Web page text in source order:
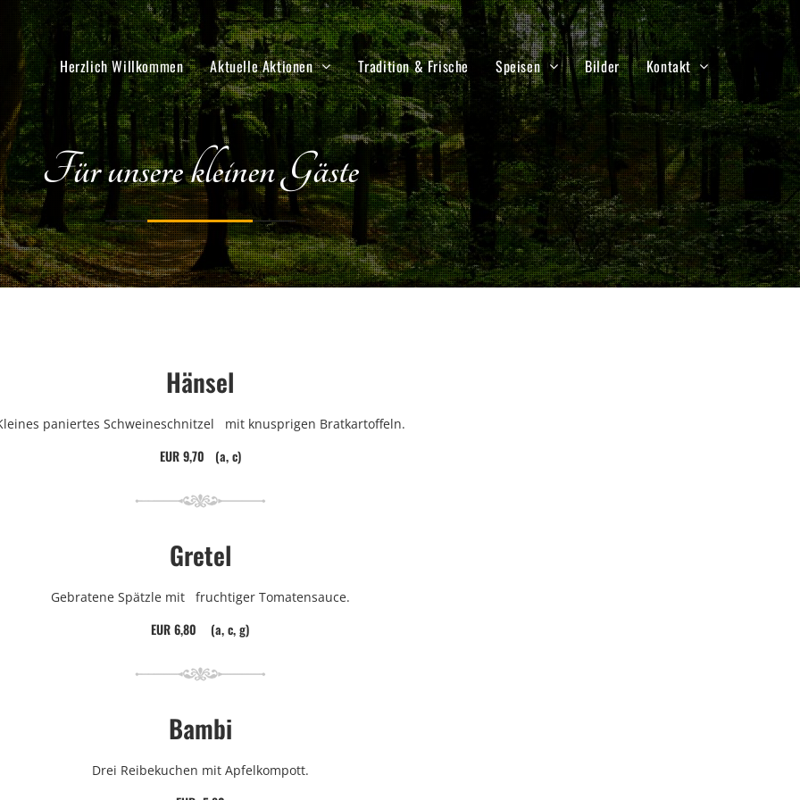
Herzlich Willkommen Aktuelle Aktionen Tradition & Frische Speisen Bilder Kontakt
Für unsere kleinen Gäste
Hänsel
paniertes Schweineschnitzel mit knusprigen Bratkartoffeln.
EUR 9,70 (a, c)
Gretel
Gebratene Spätzle mit fruchtiger Tomatensauce.
EUR 6,80 (a, c, g)
Bambi
Drei Reibekuchen mit Apfelkompott.